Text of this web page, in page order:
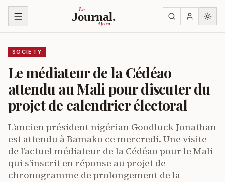
Skip to content Le
Journal.
Africa
SOCIETY
Le médiateur de la Cédéao
attendu au Mali pour discuter du
projet de calendrier électoral
L’ancien président nigérian Goodluck Jonathan
est attendu à Bamako ce mercredi. Une visite
de l’actuel médiateur de la Cédéao pour le Mali
qui s’inscrit en réponse au projet de
chronogramme de prolongement de la